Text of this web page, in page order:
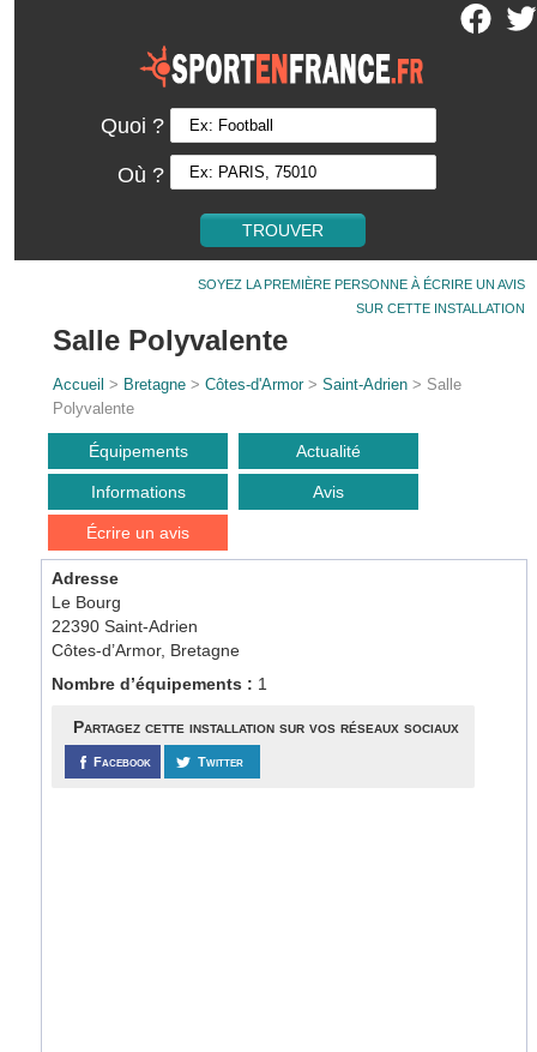
Quoi ?
Où ?
SOYEZ LA PREMIÈRE PERSONNE À ÉCRIRE UN AVIS
SUR CETTE INSTALLATION
Salle Polyvalente
Accueil > Bretagne >Côtes-d'Armor>Saint-Adrien > Salle
Polyvalente
Équipements Actualité
Informations Avis
Écrire un avis
Adresse
Le Bourg
22390 Saint-Adrien
Côtes-d’Armor, Bretagne
Nombre d’équipements : 1
Partagez cette installation sur vos réseaux sociaux
Facebook Twitter